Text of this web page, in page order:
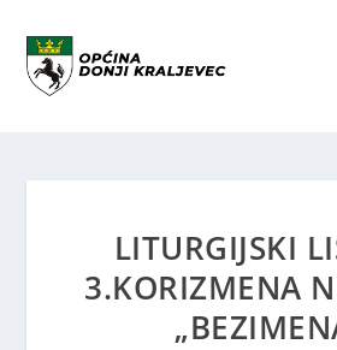
LITURGIJSKI
3.KORIZMENA